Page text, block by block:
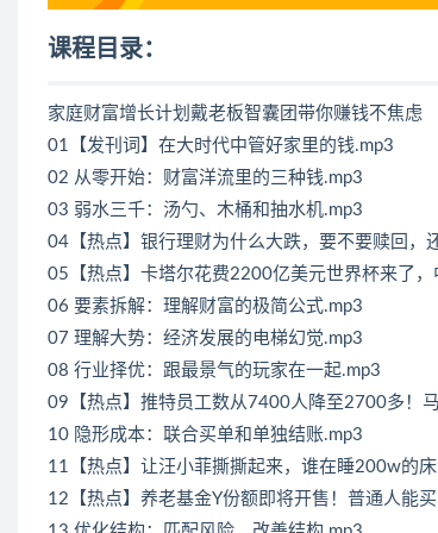
课程目录：
家庭财富增长计划戴老板智囊团带你赚钱不焦虑
01【发刊词】在大时代中管好家里的钱.mp3
02 从零开始：财富洋流里的三种钱.mp3
03 弱水三千：汤勺、木桶和抽水机.mp3
04【热点】银行理财为什么大跌，要不要赎回，
05【热点】卡塔尔花费2200亿美元世界杯来了
06 要素拆解：理解财富的极简公式.mp3
07 理解大势：经济发展的电梯幻觉.mp3
08 行业择优：跟最景气的玩家在一起.mp3
09【热点】推特员工数从7400人降至2700多！
10 隐形成本：联合买单和单独结账.mp3
11【热点】让汪小菲撕撕起来，谁在睡200w的
12【热点】养老基金Y份额即将开售！普通人能